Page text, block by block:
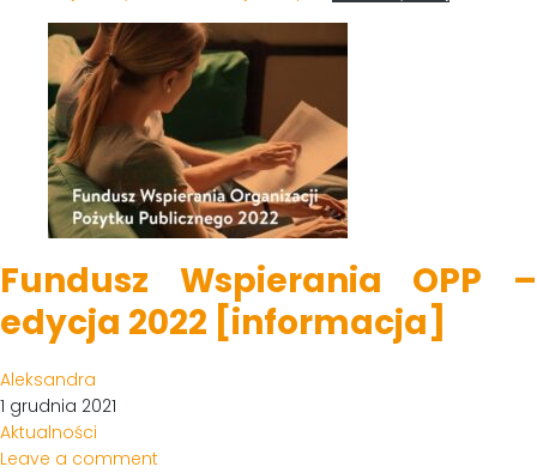
Fundusz Wspierania OPP –
edycja 2022 [informacja]
Aleksandra
1 grudnia 2021
Aktualności
Leave a comment